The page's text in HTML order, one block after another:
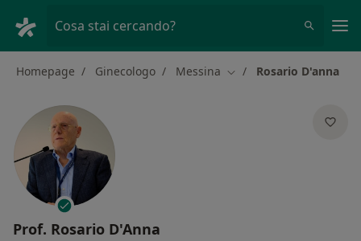
Cosa stai cercando?
Homepage Ginecologo Messina Cambia città
Rosario D'anna
Prof. Rosario D'Anna